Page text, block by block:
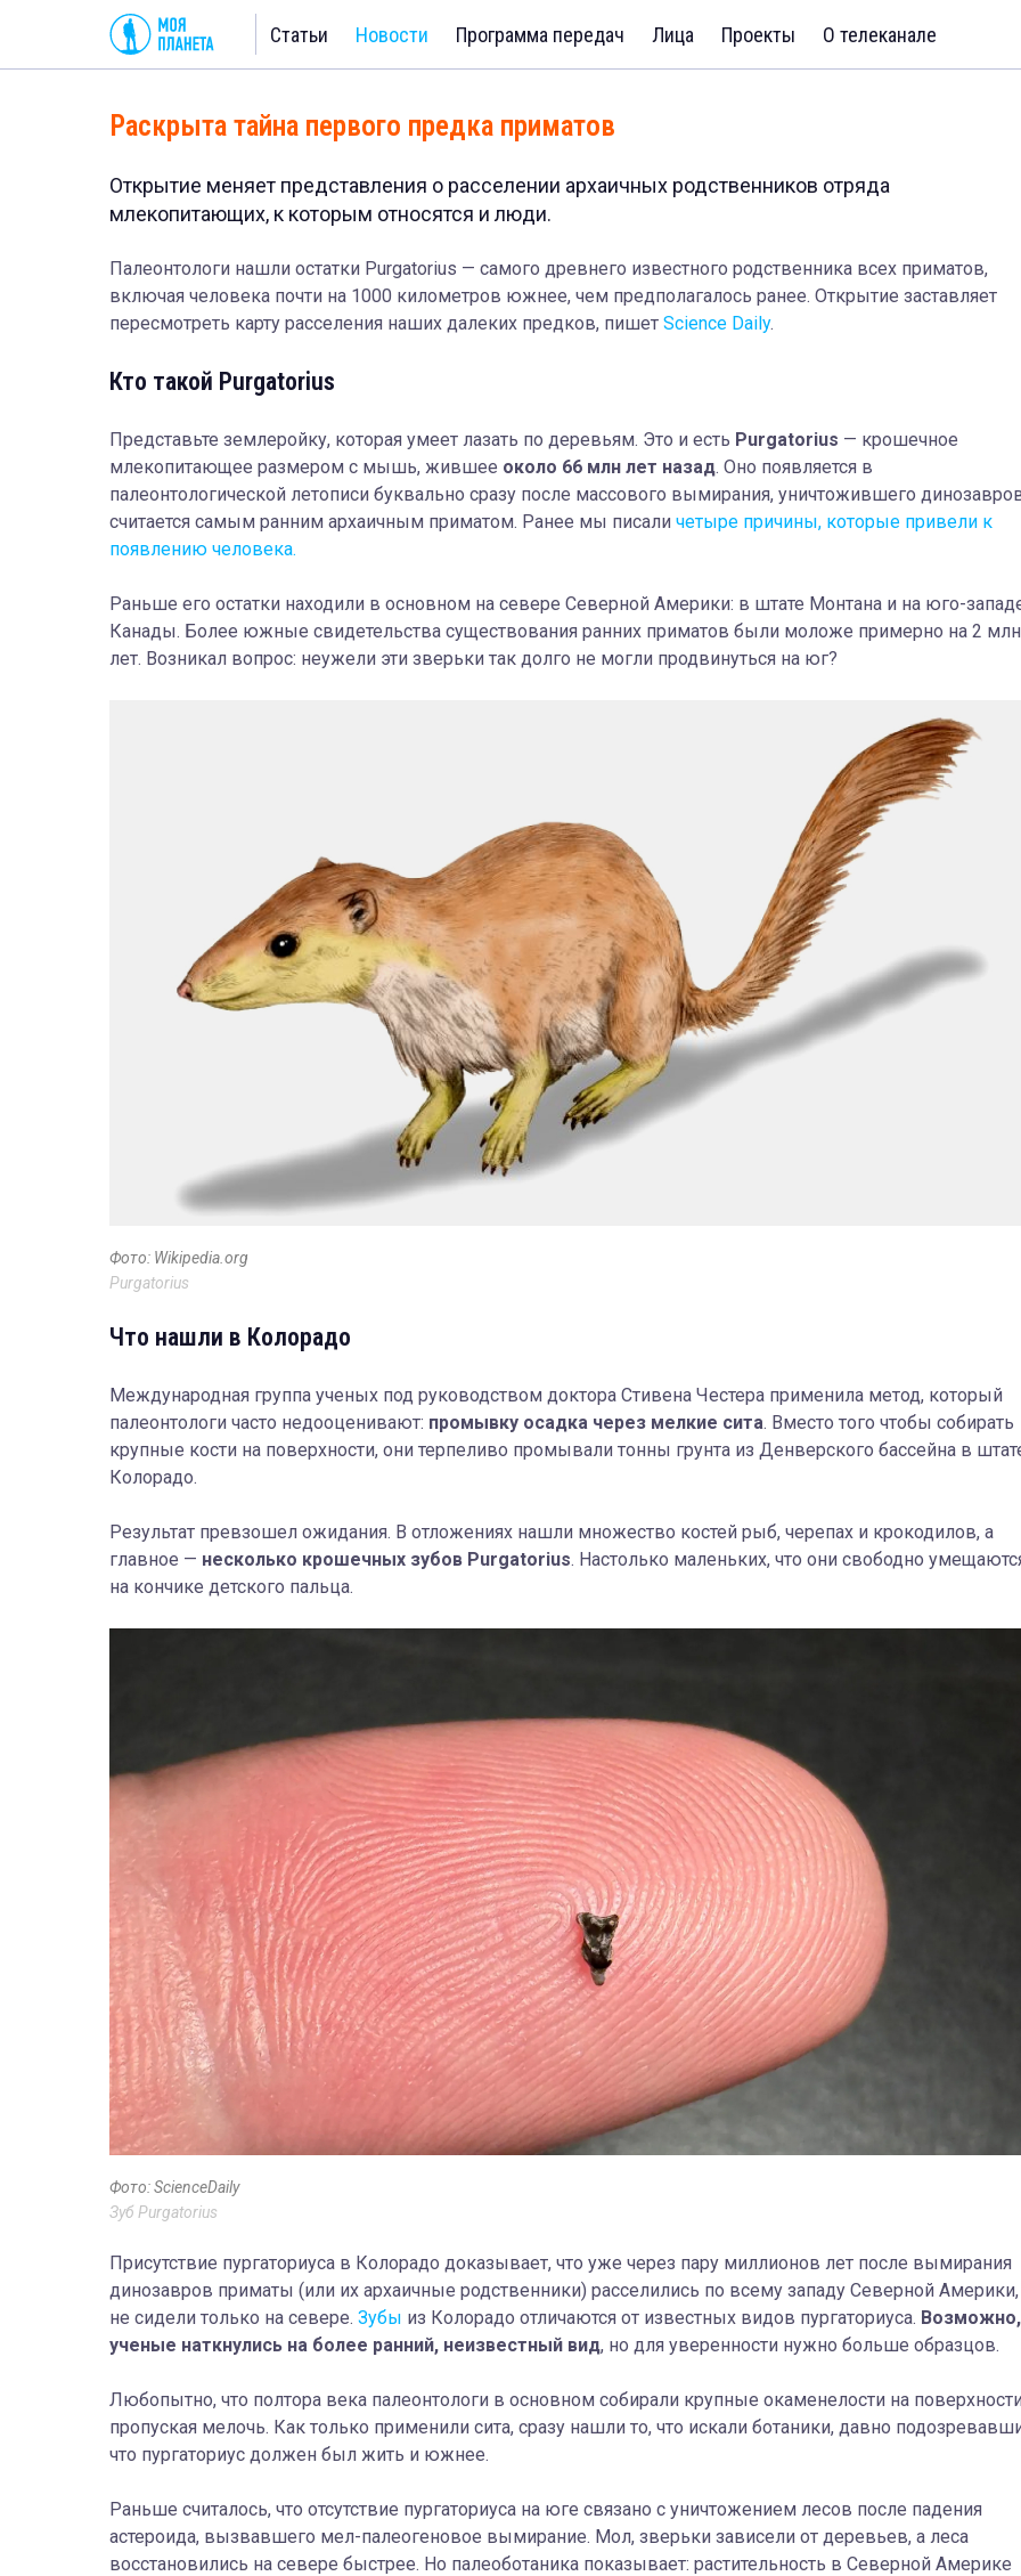
Статьи Новости Программа передач Лица Проекты О телеканале
Раскрыта тайна первого предка приматов
Открытие меняет представления о расселении архаичных родственников отряда
млекопитающих, к которым относятся и люди.
Палеонтологи нашли остатки Purgatorius — самого древнего известного родственника всех приматов,
включая человека почти на 1000 километров южнее, чем предполагалось ранее. Открытие заставляет
пересмотреть карту расселения наших далеких предков, пишет Science Daily.
Кто такой Purgatorius
Представьте землеройку, которая умеет лазать по деревьям. Это и есть Purgatorius — крошечное
млекопитающее размером с мышь, жившее около 66 млн лет назад. Оно появляется в
палеонтологической летописи буквально сразу после массового вымирания, уничтожившего
считается самым ранним архаичным приматом. Ранее мы писали четыре причины, которые привели к
появлению человека.
Раньше его остатки находили в основном на севере Северной Америки: в штате Монтана и на юго-
Канады. Более южные свидетельства существования ранних приматов были моложе примерно на 2 млн
лет. Возникал вопрос: неужели эти зверьки так долго не могли продвинуться на юг?
Фото: Wikipedia.org
Purgatorius
Что нашли в Колорадо
Международная группа ученых под руководством доктора Стивена Честера применила метод, который
палеонтологи часто недооценивают: промывку осадка через мелкие сита. Вместо того чтобы собирать
крупные кости на поверхности, они терпеливо промывали тонны грунта из Денверского бассейна в
Колорадо.
Результат превзошел ожидания. В отложениях нашли множество костей рыб, черепах и крокодилов, а
главное — несколько крошечных зубов Purgatorius. Настолько маленьких, что они свободно
на кончике детского пальца.
Фото: ScienceDaily
Зуб Purgatorius
Присутствие пургаториуса в Колорадо доказывает, что уже через пару миллионов лет после вымирания
динозавров приматы (или их архаичные родственники) расселились по всему западу Северной Америки,
не сидели только на севере. Зубы из Колорадо отличаются от известных видов пургаториуса. Возможно,
ученые наткнулись на более ранний, неизвестный вид, но для уверенности нужно больше образцов.
Любопытно, что полтора века палеонтологи в основном собирали крупные окаменелости на
пропуская мелочь. Как только применили сита, сразу нашли то, что искали ботаники, давно
что пургаториус должен был жить и южнее.
Раньше считалось, что отсутствие пургаториуса на юге связано с уничтожением лесов после падения
астероида, вызвавшего мел-палеогеновое вымирание. Мол, зверьки зависели от деревьев, а леса
восстановились на севере быстрее. Но палеоботаника показывает: растительность в Северной Америке